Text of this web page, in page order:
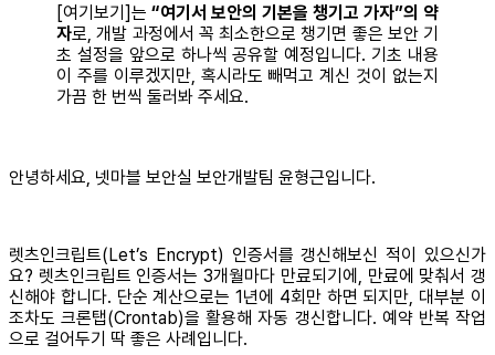
[여기보기]는 “여기서 보안의 기본을 챙기고 가자”의 약
자로, 개발 과정에서 꼭 최소한으로 챙기면 좋은 보안 기
초 설정을 앞으로 하나씩 공유할 예정입니다. 기초 내용
이 주를 이루겠지만, 혹시라도 빼먹고 계신 것이 없는지
가끔 한 번씩 둘러봐 주세요.
안녕하세요, 넷마블 보안실 보안개발팀 윤형근입니다.
렛츠인크립트(Let’s Encrypt) 인증서를 갱신해보신 적이 있으신가
요? 렛츠인크립트 인증서는 3개월마다 만료되기에, 만료에 맞춰서 갱
신해야 합니다. 단순 계산으로는 1년에 4회만 하면 되지만, 대부분 이
조차도 크론탭(Crontab)을 활용해 자동 갱신합니다. 예약 반복 작업
으로 걸어두기 딱 좋은 사례입니다.